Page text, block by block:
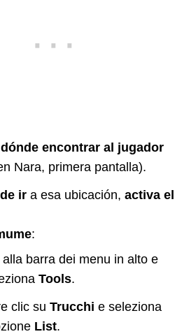
encontrar al jugador
Nara, primera pantalla).
ir a esa ubicación, activa el
:
alla barra dei menu in alto e
Tools.
clic su Trucchi e seleziona
List.